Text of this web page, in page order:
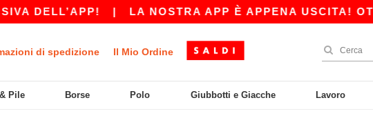
|LA NOSTRA APP È APPENA USCITA! OTTIENI
di spedizione Il Mio Ordine
Pile Borse Polo Giubbotti e Giacche Lavoro